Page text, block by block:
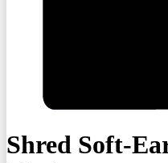
Shred Soft-